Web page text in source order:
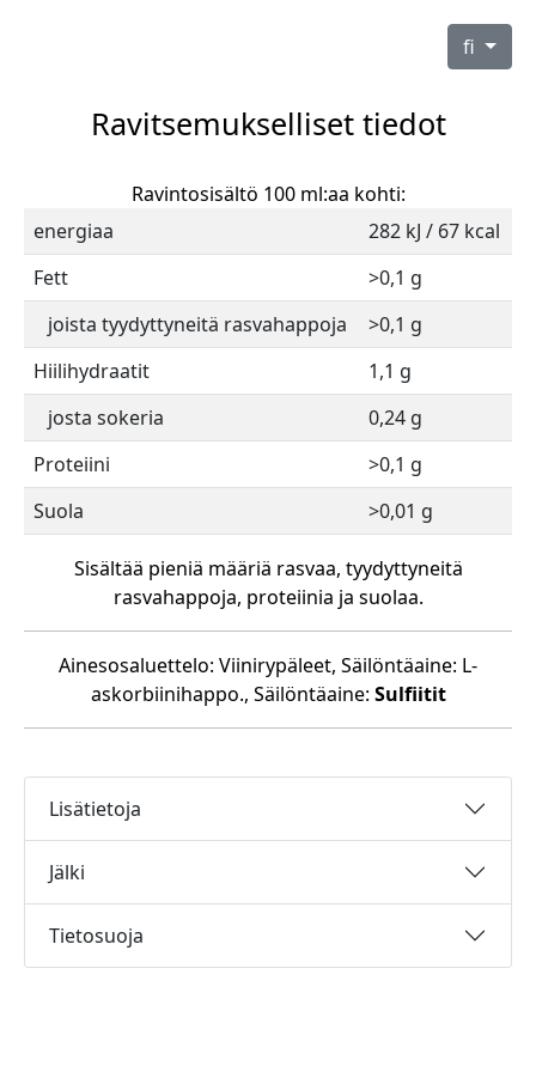
fi
Ravitsemukselliset tiedot
Ravintosisältö 100 ml:aa kohti:
energiaa
282 kJ / 67 kcal
Fett
>0,1 g
joista tyydyttyneitä rasvahappoja
>0,1 g
Hiilihydraatit
1,1 g
josta sokeria
0,24 g
Proteiini
>0,1 g
Suola
>0,01 g
Sisältää pieniä määriä rasvaa, tyydyttyneitä
rasvahappoja, proteiinia ja suolaa.
Ainesosaluettelo: Viinirypäleet, Säilöntäaine: L-
askorbiinihappo., Säilöntäaine: Sulfiitit
Lisätietoja
Jälki
Tietosuoja